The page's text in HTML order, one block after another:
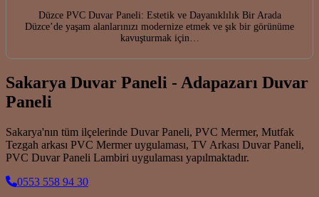
Düzce PVC Duvar Paneli: Estetik ve Dayanıklılık Bir Arada
Düzce’de yaşam alanlarınızı modernize etmek ve şık bir görünüme
kavuşturmak için…
Sakarya Duvar Paneli - Adapazarı Duvar
Paneli
Sakarya'nın tüm ilçelerinde Duvar Paneli, PVC Mermer, Mutfak
Tezgah arkası PVC Mermer uygulaması, TV Arkası Duvar Paneli,
PVC Duvar Paneli Lambiri uygulaması yapılmaktadır.
0553 558 94 30